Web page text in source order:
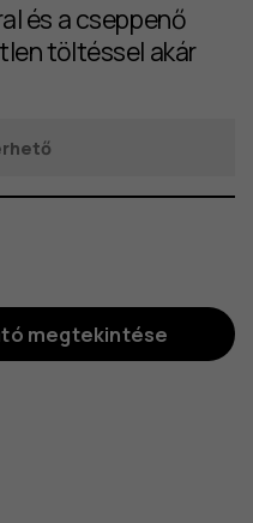
és a cseppenő
töltéssel akár
megtekintése